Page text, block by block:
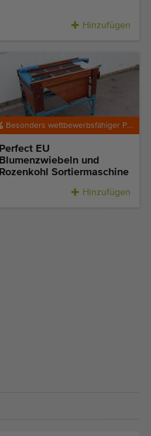
Hinzufügen
Besonders wettbewerbsfähiger Preis
Perfect EU
Blumenzwiebeln und
Rozenkohl Sortiermaschine
Hinzufügen